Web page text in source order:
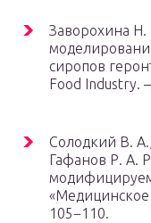
Заворохина Н.
сиропов
Food
Солодкий В.
Гафанов Р. А.
105−110.